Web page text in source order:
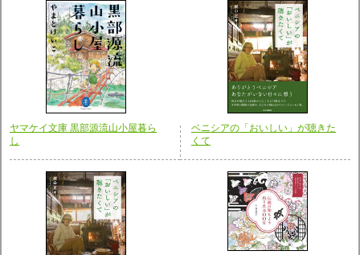
ヤマケイ文庫 黒部源流山小屋暮ら
し
ベニシアの「おいしい」が聴きた
くて